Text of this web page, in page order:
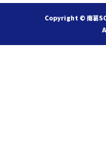
Copyright © 南葛SC